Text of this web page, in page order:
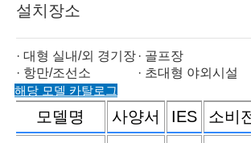
설치장소
· 대형 실내/외 경기장
· 항만/조선소
· 골프장
· 초대형 야외시설
해당 모델 카탈로그
모델명 사양서 IES 소비